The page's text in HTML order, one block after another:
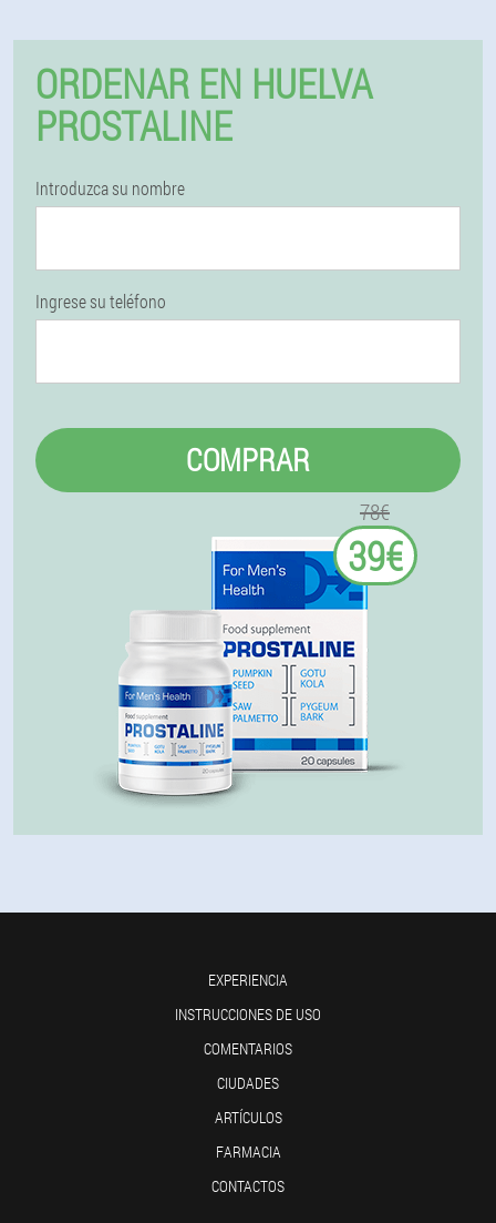
ORDENAR EN HUELVA
PROSTALINE
Introduzca su nombre
Ingrese su teléfono
COMPRAR
78€
39€
EXPERIENCIA
INSTRUCCIONES DE USO
COMENTARIOS
CIUDADES
ARTÍCULOS
FARMACIA
CONTACTOS